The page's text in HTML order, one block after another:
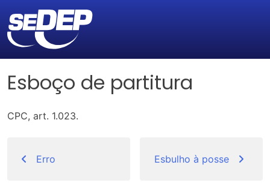
Esboço de partitura
CPC, art. 1.023.
de
Erro Esbulho à posse